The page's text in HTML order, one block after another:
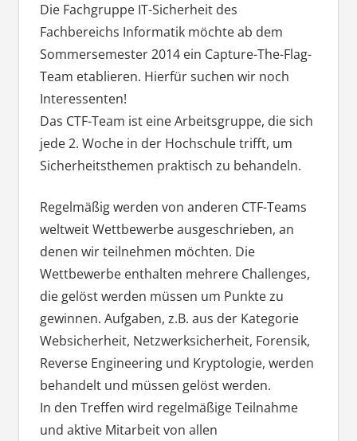
Die Fachgruppe IT-Sicherheit des
Fachbereichs Informatik möchte ab dem
Sommersemester 2014 ein Capture-The-Flag-
Team etablieren. Hierfür suchen wir noch
Interessenten!
Das CTF-Team ist eine Arbeitsgruppe, die sich
jede 2. Woche in der Hochschule trifft, um
Sicherheitsthemen praktisch zu behandeln.
Regelmäßig werden von anderen CTF-Teams
weltweit Wettbewerbe ausgeschrieben, an
denen wir teilnehmen möchten. Die
Wettbewerbe enthalten mehrere Challenges,
die gelöst werden müssen um Punkte zu
gewinnen. Aufgaben, z.B. aus der Kategorie
Websicherheit, Netzwerksicherheit, Forensik,
Reverse Engineering und Kryptologie, werden
behandelt und müssen gelöst werden.
In den Treffen wird regelmäßige Teilnahme
und aktive Mitarbeit von allen